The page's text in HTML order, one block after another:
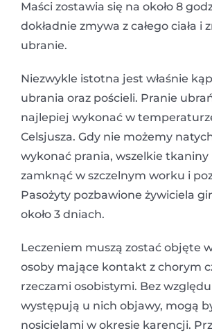
Maści zostawia się na około 8
dokładnie zmywa z całego ciała i
ubranie.
Niezwykle istotna jest właśnie
ubrania oraz pościeli. Pranie
najlepiej wykonać w
Celsjusza. Gdy nie możemy
wykonać prania, wszelkie tkaniny
zamknąć w szczelnym worku i
Pasożyty pozbawione żywiciela
około 3 dniach.
Leczeniem muszą zostać objęte
osoby mające kontakt z chorym
rzeczami osobistymi. Bez
występują u nich objawy, mogą
nosicielami w okresie karencji.